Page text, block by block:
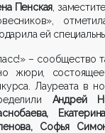
Пенская ,
ей
– сообщество
жюри,
Лауреата в
Андрей
Софья